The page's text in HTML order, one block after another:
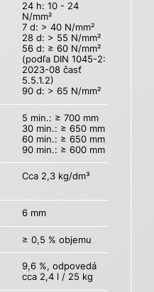
24 h: 10 - 24
N/mm²
7 d: > 40 N/mm²
28 d: > 55 N/mm²
56 d: ≥ 60 N/mm²
(podľa DIN 1045-2:
2023-08 časť
5.5.1.2)
90 d: > 65 N/mm²
5 min.: ≥ 700 mm
30 min.: ≥ 650 mm
60 min.: ≥ 650 mm
90 min.: ≥ 600 mm
Cca 2,3 kg/dm³
6 mm
≥ 0,5 % objemu
9,6 %, odpovedá
cca 2,4 l / 25 kg